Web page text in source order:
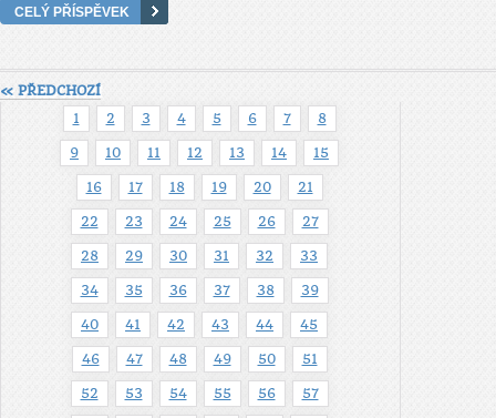
CELÝ PŘÍSPĚVEK
« PŘEDCHOZÍ
1
2 3 4 5 6 7 8
9 10 11 12 13 14 15
16 17 18 19 20 21
22 23 24 25 26 27
28 29 30 31 32 33
34 35 36 37 38 39
40 41 42 43 44 45
46 47 48 49 50 51
52 53 54 55 56 57